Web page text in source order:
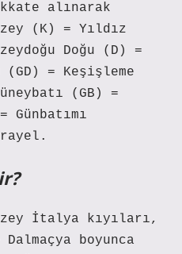
alınarak
(K) = Yıldız
Doğu (D) =
(GD) = Keşişleme
(GB) =
Günbatımı
İtalya kıyıları,
boyunca